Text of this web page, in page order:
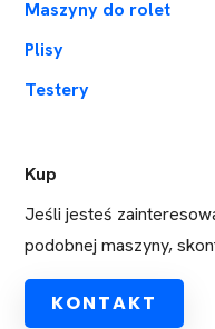
Maszyny do rolet
Plisy
Testery
Kup
Jeśli jesteś
podobnej maszyny,
KONTAKT